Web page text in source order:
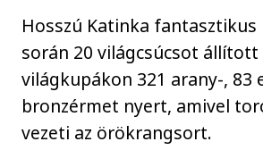
Hosszú Katinka
során 20 világcsúcsot állított
világkupákon 321 arany-, 83
bronzérmet nyert, amivel
vezeti az örökrangsort.